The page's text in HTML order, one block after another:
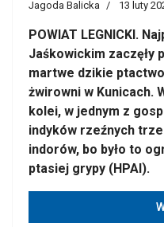
Jagoda Balicka 13 luty
POWIAT LEGNICKI.
Jaśkowickim zaczęły
martwe dzikie
żwirowni w Kunicach.
kolei, w jednym z
indyków rzeźnych
indorów, bo było to
ptasiej grypy (HPAI).